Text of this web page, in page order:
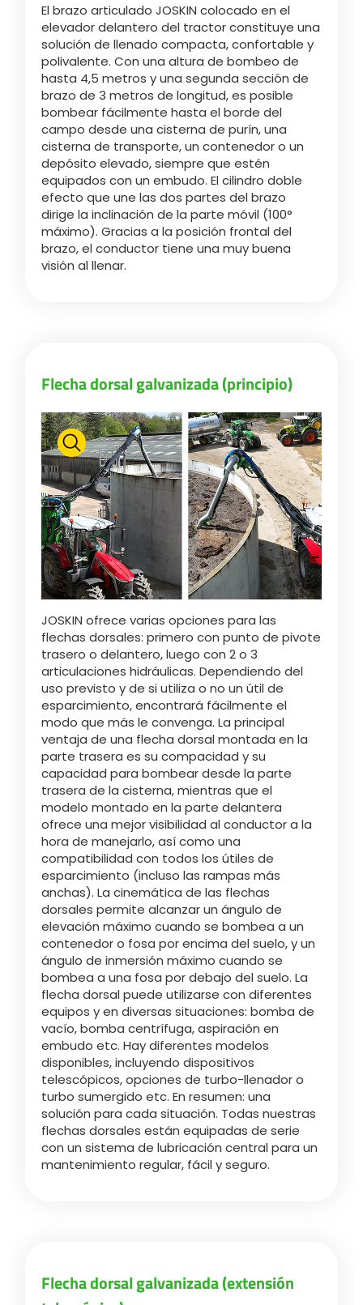
El brazo articulado JOSKIN colocado en el
elevador delantero del tractor constituye una
solución de llenado compacta, confortable y
polivalente. Con una altura de bombeo de
hasta 4,5 metros y una segunda sección de
brazo de 3 metros de longitud, es posible
bombear fácilmente hasta el borde del
campo desde una cisterna de purín, una
cisterna de transporte, un contenedor o un
depósito elevado, siempre que estén
equipados con un embudo. El cilindro doble
efecto que une las dos partes del brazo
dirige la inclinación de la parte móvil (100°
máximo). Gracias a la posición frontal del
brazo, el conductor tiene una muy buena
visión al llenar.
Flecha dorsal galvanizada (principio)
JOSKIN ofrece varias opciones para las
flechas dorsales: primero con punto de pivote
trasero o delantero, luego con 2 o 3
articulaciones hidráulicas. Dependiendo del
uso previsto y de si utiliza o no un útil de
esparcimiento, encontrará fácilmente el
modo que más le convenga. La principal
ventaja de una flecha dorsal montada en la
parte trasera es su compacidad y su
capacidad para bombear desde la parte
trasera de la cisterna, mientras que el
modelo montado en la parte delantera
ofrece una mejor visibilidad al conductor a la
hora de manejarlo, así como una
compatibilidad con todos los útiles de
esparcimiento (incluso las rampas más
anchas). La cinemática de las flechas
dorsales permite alcanzar un ángulo de
elevación máximo cuando se bombea a un
contenedor o fosa por encima del suelo, y un
ángulo de inmersión máximo cuando se
bombea a una fosa por debajo del suelo. La
flecha dorsal puede utilizarse con diferentes
equipos y en diversas situaciones: bomba de
vacío, bomba centrífuga, aspiración en
embudo etc. Hay diferentes modelos
disponibles, incluyendo dispositivos
telescópicos, opciones de turbo-llenador o
turbo sumergido etc. En resumen: una
solución para cada situación. Todas nuestras
flechas dorsales están equipadas de serie
con un sistema de lubricación central para un
mantenimiento regular, fácil y seguro.
Flecha dorsal galvanizada (extensión